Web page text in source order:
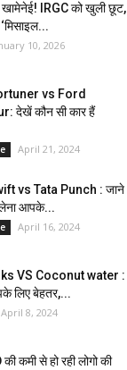
IRGC को खुली छूट,
10, 2026
vs Ford
देखें कौन सी कार हैं
April 21, 2024
vs Tata Punch : जाने
लेना आपके...
April 16, 2024
VS Coconut water :
लिए बेहतर,...
April 8, 2024
कमी से हो रही लोगो की